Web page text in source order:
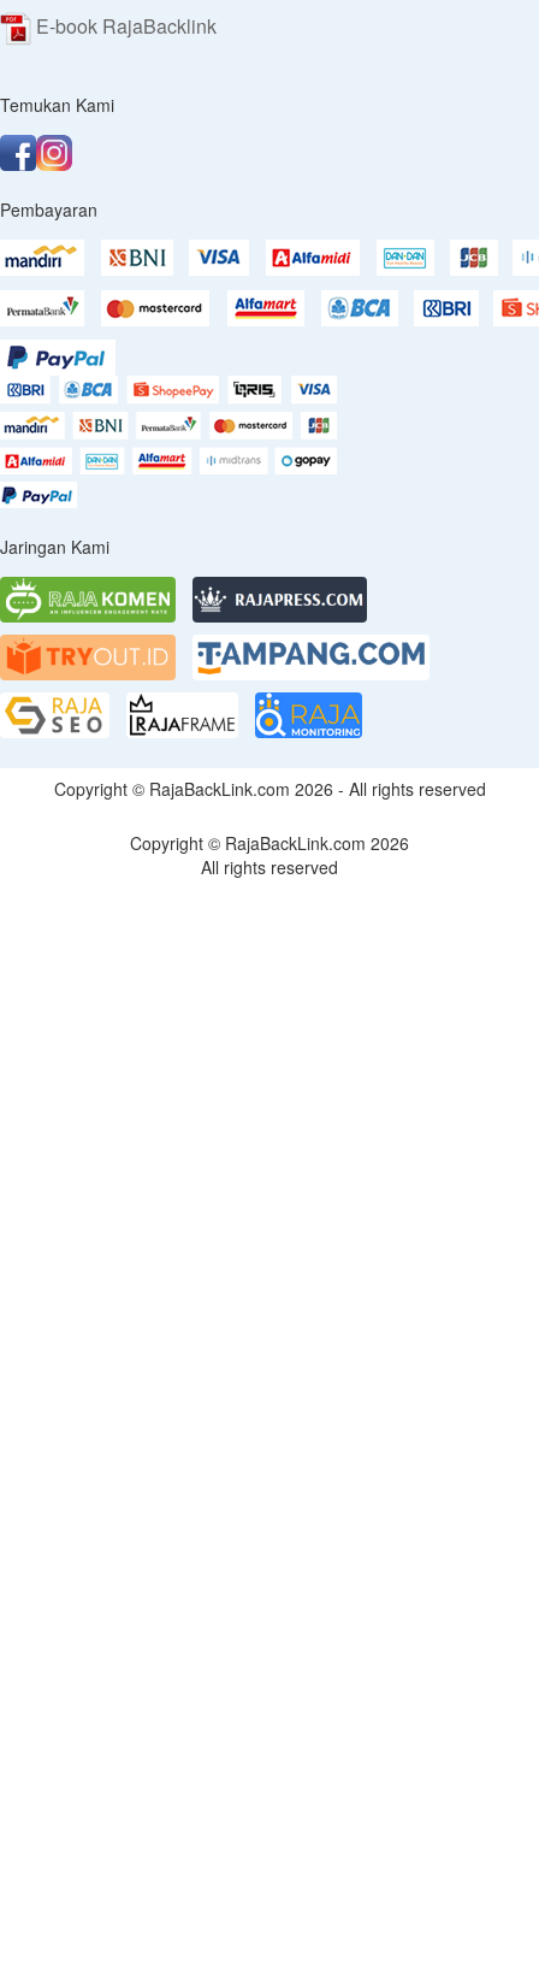
E-book RajaBacklink
Temukan Kami
Pembayaran
Jaringan Kami
Copyright © RajaBackLink.com 2026 - All rights reserved
Copyright © RajaBackLink.com 2026
All rights reserved